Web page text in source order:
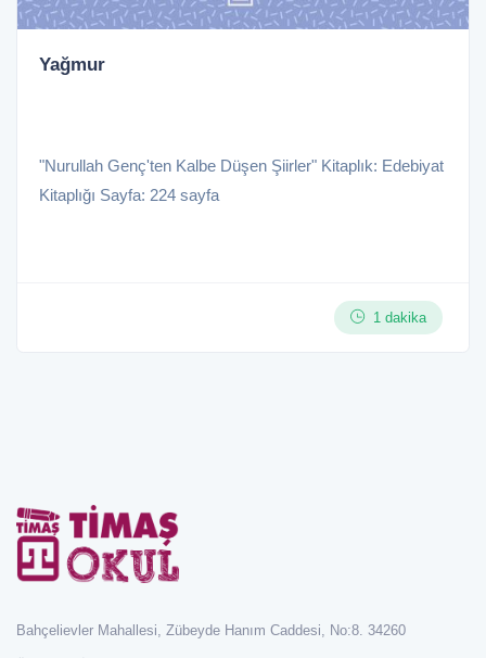
Yağmur
"Nurullah Genç'ten Kalbe Düşen Şiirler" Kitaplık: Edebiyat
Kitaplığı Sayfa: 224 sayfa
1 dakika
Bahçelievler Mahallesi, Zübeyde Hanım Caddesi, No:8. 34260